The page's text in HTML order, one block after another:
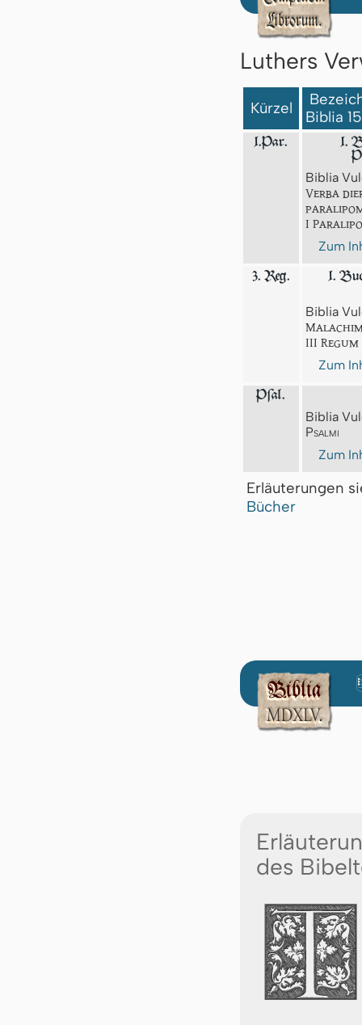
Luthers
Kürzel
Biblia
1.Par.
1.
Biblia
Verba
I
Zum
3. Reg. 1.
Biblia
III Regum
Zum
Pſal.
Biblia
Psalmi
Zum
Erläuterungen
Bücher
des